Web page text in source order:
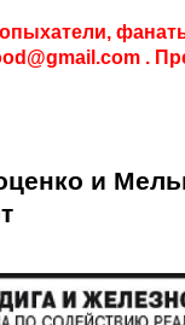
.
и